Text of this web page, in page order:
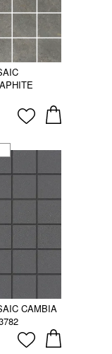
CAMBIA